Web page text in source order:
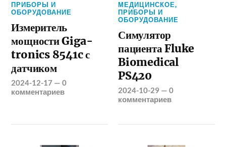
ПРИБОРЫ И
ОБОРУДОВАНИЕ
Измеритель
мощности Giga-
tronics 8541c с
датчиком
2024-12-17 —0
комментариев
МЕДИЦИНСКОЕ,
ПРИБОРЫ И
ОБОРУДОВАНИЕ
Симулятор
пациента Fluke
Biomedical
PS420
2024-10-29 —0
комментариев